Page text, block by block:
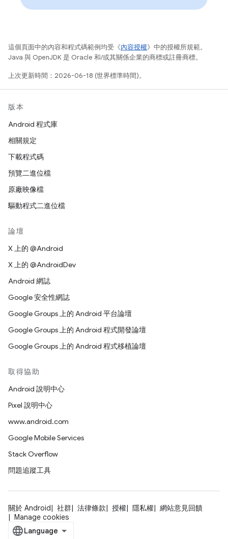
這個頁面中的內容和程式碼範例均受《內容授權》中的授權所規範。
Java 與 OpenJDK 是 Oracle 和/或其關係企業的商標或註冊商標。
上次更新時間：2026-06-18 (世界標準時間)。
版本
Android 程式庫
相關規定
下載程式碼
預覽二進位檔
原廠映像檔
驅動程式二進位檔
論壇
X 上的 @Android
X 上的 @AndroidDev
Android 網誌
Google 安全性網誌
Google Groups 上的 Android 平台論壇
Google Groups 上的 Android 程式開發論壇
Google Groups 上的 Android 程式移植論壇
取得協助
Android 說明中心
Pixel 說明中心
www.android.com
Google Mobile Services
Stack Overflow
問題追蹤工具
關於 Android 社群 法律條款 授權 隱私權
網站意見回饋
Manage cookies